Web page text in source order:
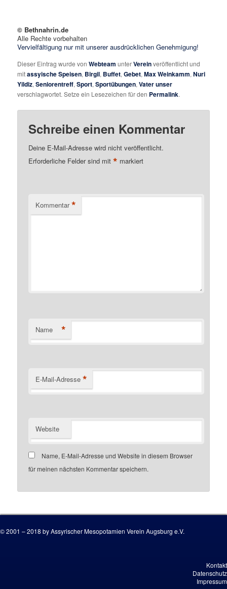
© Bethnahrin.de
Alle Rechte vorbehalten
Vervielfältigung nur mit unserer ausdrücklichen Genehmigung!
Dieser Eintrag wurde vonWebteam unterVereinveröffentlicht und
mitassyische Speisen, Birgil, Buffet,Gebet,Max Weinkamm,Nuri
Yildiz,Seniorentreff,Sport,Sportübungen,Vater unser
verschlagwortet. Setze ein Lesezeichen für den Permalink.
Schreibe einen Kommentar
Deine E-Mail-Adresse wird nicht veröffentlicht.
Erforderliche Felder sind mit* markiert
Kommentar *
Name *
E-Mail-Adresse *
Website
Name, E-Mail-Adresse und Website in diesem Browser
für meinen nächsten Kommentar speichern.
© 2001 – 2018 by Assyrischer Mesopotamien Verein Augsburg e.V.
Kontakt
Datenschutz
Impressum